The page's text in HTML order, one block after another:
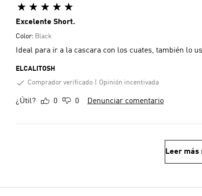
Excelente Short.
Color: Black
Ideal para ir a la cascara con los cuates, también lo
ELCALITOSH
Comprador verificado
Opinión incentivada
¿Útil? 0 0 Denunciar comentario
Leer más